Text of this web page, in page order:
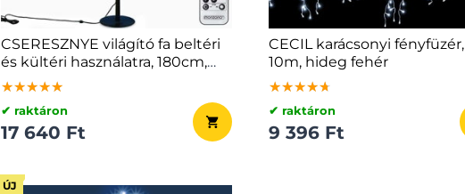
CSERESZNYE világító fa beltéri
és kültéri használatra, 180cm,
hideg fehér
★★★★★
★★★★★
★★★★★
✔ raktáron
17 640 Ft
CECIL karácsonyi fényfüzér,
10m, hideg fehér
★★★★★
★★★★★
★★★★★
✔ raktáron
9 396 Ft
ÚJ